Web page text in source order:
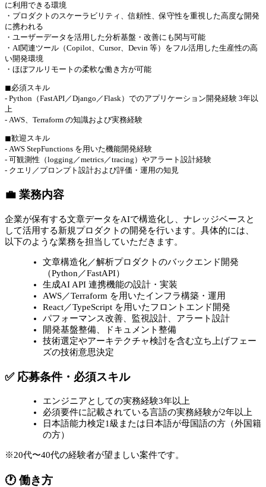
に利用できる環境
・プロダクトのスケーラビリティ、信頼性、保守性を重視した高度な開発
に携われる
・ユーザーデータを活用した分析基盤・改善にも関与可能
・AI関連ツール（Copilot、Cursor、Devin 等）をフル活用した生産性の高
い開発環境
・ほぼフルリモートの柔軟な働き方が可能
◼︎必須スキル
- Python（FastAPI／Django／Flask）でのアプリケーション開発経験 3年以
上
- AWS、Terraform の知識および実務経験
◼︎歓迎スキル
- AWS StepFunctions を用いた機能開発経験
- 可観測性（logging／metrics／tracing）やアラート設計経験
- クエリ／プロンプト設計および評価・運用の知見
💼 業務内容
企業が保有する文章データをAIで構造化し、ナレッジベースと
して活用する新規プロダクトの開発を行います。具体的には、
以下のような業務を担当していただきます。
文章構造化／解析プロダクトのバックエンド開発
（Python／FastAPI）
生成AI API 連携機能の設計・実装
AWS／Terraform を用いたインフラ構築・運用
React／TypeScript を用いたフロントエンド開発
パフォーマンス改善、監視設計、アラート設計
開発基盤整備、ドキュメント整備
技術選定やアーキテクチャ検討を含む立ち上げフェー
ズの技術意思決定
✅ 応募条件・必須スキル
エンジニアとしての実務経験3年以上
必須要件に記載されている言語の実務経験が2年以上
日本語能力検定1級または日本語が母国語の方（外国籍
の方）
※20代〜40代の経験者が望ましい案件です。
🕐 働き方